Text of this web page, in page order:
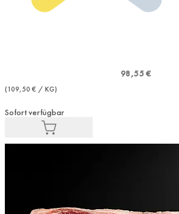
98,55 €
(109,50 € / KG)
Sofort verfügbar